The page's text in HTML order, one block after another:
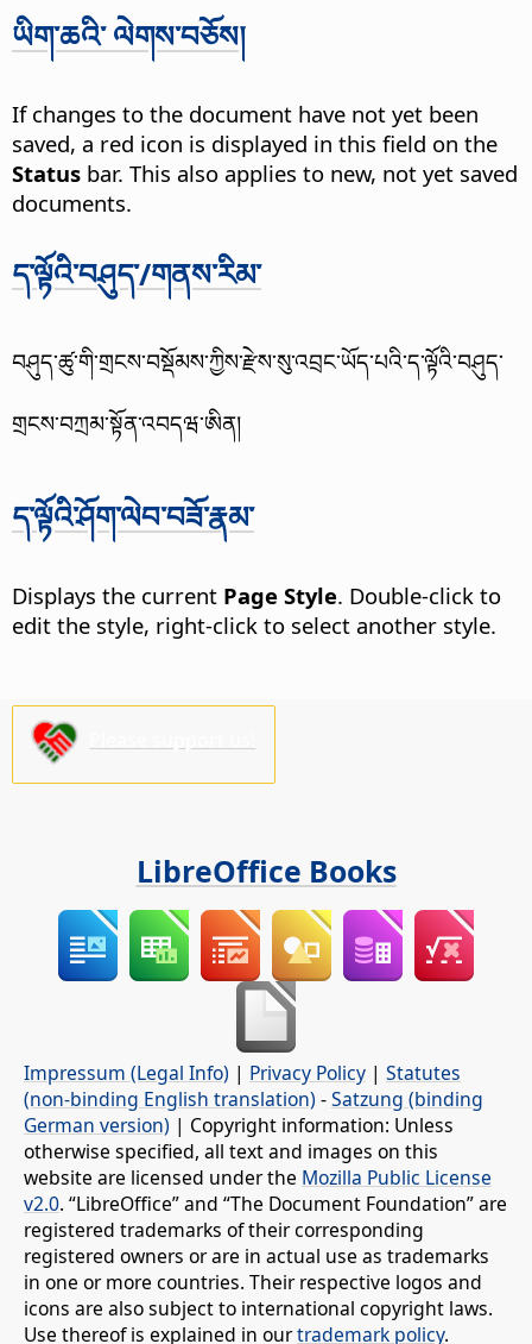
ཡིག་ཆའི་ ལེགས་བཅོས།
If changes to the document have not yet been
saved, a red icon is displayed in this field on the
Status bar. This also applies to new, not yet saved
documents.
ད་ལྟོའི་བཤུད་/གནས་རིམ་
བཤུད་ཚུ་གི་གྲངས་བསྡོམས་ཀྱིས་རྫེས་སུ་འབྲང་ཡོད་པའི་ད་ལྟོའི་བཤུད་
གྲངས་བཀྲམ་སྟོན་འབདཝ་ཨིན།
ད་ལྟོའི་ཤོག་ལེབ་བཟོ་རྣམ་
Displays the current Page Style. Double-click to
edit the style, right-click to select another style.
LibreOffice Books
Impressum (Legal Info) | Privacy Policy | Statutes
(non-binding English translation) -Satzung (binding
German version) | Copyright information: Unless
otherwise specified, all text and images on this
website are licensed under the Mozilla Public License
v2.0. “LibreOffice” and “The Document Foundation” are
registered trademarks of their corresponding
registered owners or are in actual use as trademarks
in one or more countries. Their respective logos and
icons are also subject to international copyright laws.
Use thereof is explained in ourtrademark policy.